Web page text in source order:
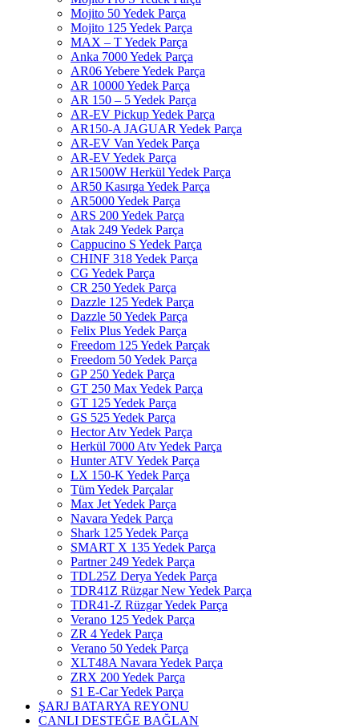
Mojito 50 Yedek Parça
Mojito 125 Yedek Parça
MAX – T Yedek Parça
Anka 7000 Yedek Parça
AR06 Yebere Yedek Parça
AR 10000 Yedek Parça
AR 150 – 5 Yedek Parça
AR-EV Pickup Yedek Parça
AR150-A JAGUAR Yedek Parça
AR-EV Van Yedek Parça
AR-EV Yedek Parça
AR1500W Herkül Yedek Parça
AR50 Kasırga Yedek Parça
AR5000 Yedek Parça
ARS 200 Yedek Parça
Atak 249 Yedek Parça
Cappucino S Yedek Parça
CHINF 318 Yedek Parça
CG Yedek Parça
CR 250 Yedek Parça
Dazzle 125 Yedek Parça
Dazzle 50 Yedek Parça
Felix Plus Yedek Parça
Freedom 125 Yedek Parçak
Freedom 50 Yedek Parça
GP 250 Yedek Parça
GT 250 Max Yedek Parça
GT 125 Yedek Parça
GS 525 Yedek Parça
Hector Atv Yedek Parça
Herkül 7000 Atv Yedek Parça
Hunter ATV Yedek Parça
LX 150-K Yedek Parça
Tüm Yedek Parçalar
Max Jet Yedek Parça
Navara Yedek Parça
Shark 125 Yedek Parça
SMART X 135 Yedek Parça
Partner 249 Yedek Parça
TDL25Z Derya Yedek Parça
TDR41Z Rüzgar New Yedek Parça
TDR41-Z Rüzgar Yedek Parça
Verano 125 Yedek Parça
ZR 4 Yedek Parça
Verano 50 Yedek Parça
XLT48A Navara Yedek Parça
ZRX 200 Yedek Parça
S1 E-Car Yedek Parça
ŞARJ BATARYA REYONU
CANLI DESTEĞE BAĞLAN